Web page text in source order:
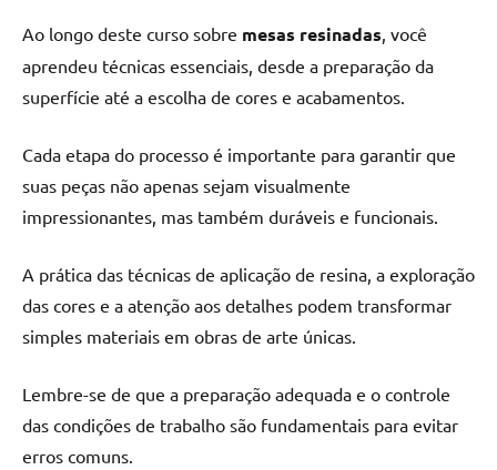
Ao longo deste curso sobre mesas resinadas, você
aprendeu técnicas essenciais, desde a preparação da
superfície até a escolha de cores e acabamentos.
Cada etapa do processo é importante para garantir que
suas peças não apenas sejam visualmente
impressionantes, mas também duráveis e funcionais.
A prática das técnicas de aplicação de resina, a exploração
das cores e a atenção aos detalhes podem transformar
simples materiais em obras de arte únicas.
Lembre-se de que a preparação adequada e o controle
das condições de trabalho são fundamentais para evitar
erros comuns.